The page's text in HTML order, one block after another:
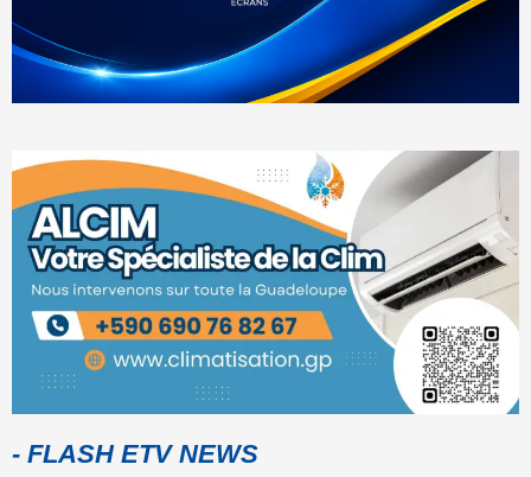
- FLASH ETV NEWS